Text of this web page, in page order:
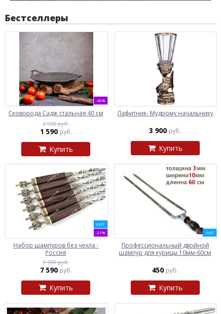
Бестселлеры
-46%
Сковорода Садж стальная 40 см
2 930 руб.
1 590 руб.
Купить
Лафитник- Мудрому начальнику
3 900 руб.
Купить
ХИТ
-21%
Набор шампуров без чехла -
Россия
9 590 руб.
7 590 руб.
Купить
ХИТ
Профессиональный двойной
шампур для курицы 10мм-60см
450 руб.
Купить